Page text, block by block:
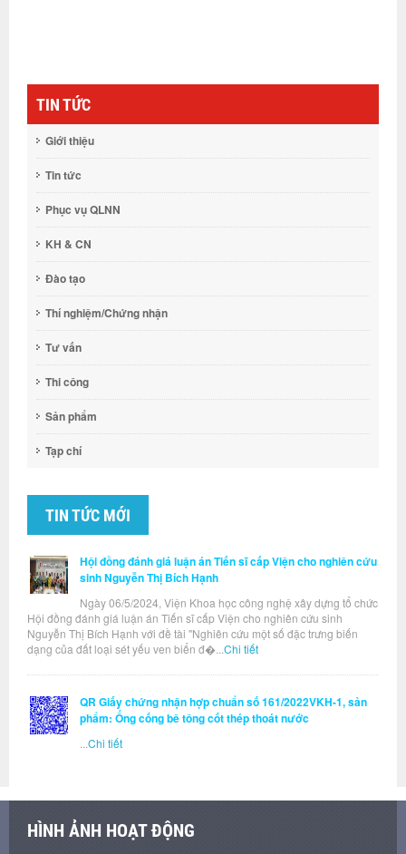
TIN TỨC
Giới thiệu
Tin tức
Phục vụ QLNN
KH & CN
Đào tạo
Thí nghiệm/Chứng nhận
Tư vấn
Thi công
Sản phẩm
Tạp chí
TIN TỨC MỚI
Hội đồng đánh giá luận án Tiến sĩ cấp Viện cho nghiên cứu
sinh Nguyễn Thị Bích Hạnh
Ngày 06/5/2024, Viện Khoa học công nghệ xây dựng tổ chức
Hội đồng đánh giá luận án Tiến sĩ cấp Viện cho nghiên cứu sinh
Nguyễn Thị Bích Hạnh với đề tài "Nghiên cứu một số đặc trưng biến
dạng của đất loại sét yếu ven biển đ�... Chi tiết
QR Giấy chứng nhận hợp chuẩn số 161/2022VKH-1, sản
phẩm: Ống cống bê tông cốt thép thoát nước
Chi tiết
HÌNH ẢNH HOẠT ĐỘNG